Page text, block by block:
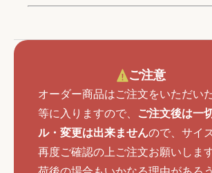
ご注意
オーダー商品はご注文をいただい
等に入りますので、
ご注文後は一
ル・変更は出来ませんので、サイ
再度ご確認の上ご注文お願いしま